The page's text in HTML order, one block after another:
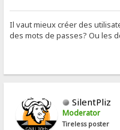
Il vaut mieux créer des
des mots de passes? Ou les
SilentPliz
Moderator
Tireless poster